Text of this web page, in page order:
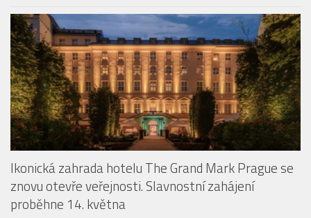
Ikonická zahrada hotelu The Grand Mark Prague se
znovu otevře veřejnosti. Slavnostní zahájení
proběhne 14. května